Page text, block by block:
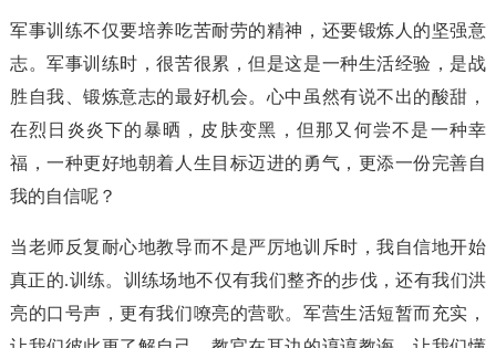
军事训练不仅要培养吃苦耐劳的精神，还要锻炼人的坚强意
志。军事训练时，很苦很累，但是这是一种生活经验，是战
胜自我、锻炼意志的最好机会。心中虽然有说不出的酸甜，
在烈日炎炎下的暴晒，皮肤变黑，但那又何尝不是一种幸
福，一种更好地朝着人生目标迈进的勇气，更添一份完善自
我的自信呢？
当老师反复耐心地教导而不是严厉地训斥时，我自信地开始
真正的.训练。训练场地不仅有我们整齐的步伐，还有我们洪
亮的口号声，更有我们嘹亮的营歌。军营生活短暂而充实，